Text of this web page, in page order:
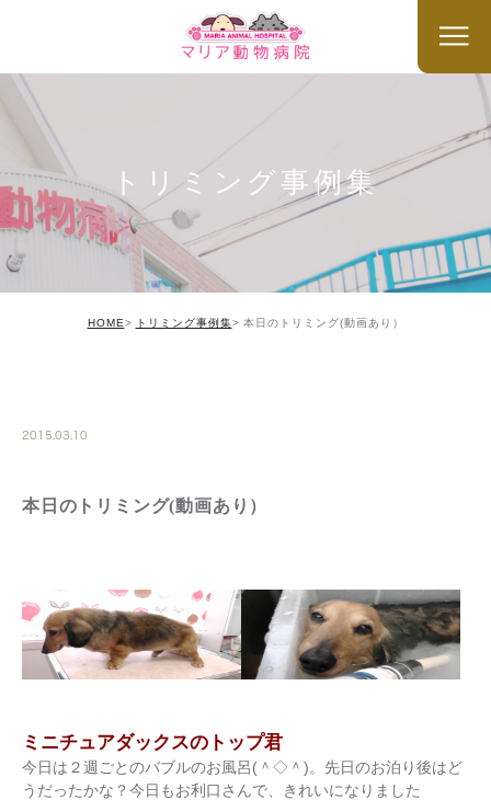
トリミング事例集
HOME トリミング事例集 本日のトリミング(動画あり）
2015.03.10
本日のトリミング(動画あり）
ミニチュアダックスのトップ君
今日は２週ごとのバブルのお風呂(＾◇＾)。先日のお泊り後はど
うだったかな？今日もお利口さんで、きれいになりました